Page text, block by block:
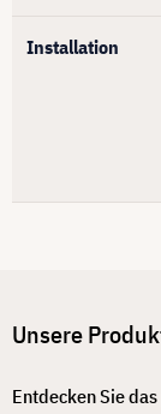
Installation
Unsere
Entdecken Sie